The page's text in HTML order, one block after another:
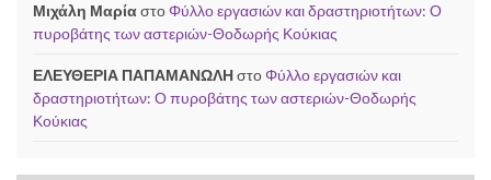
Μιχάλη ΜαρίαστοΦύλλο εργασιών και δραστηριοτήτων: Ο
πυροβάτης των αστεριών-Θοδωρής Κούκιας
ΕΛΕΥΘΕΡΙΑ ΠΑΠΑΜΑΝΩΛΗστοΦύλλο εργασιών και
δραστηριοτήτων: Ο πυροβάτης των αστεριών-Θοδωρής
Κούκιας